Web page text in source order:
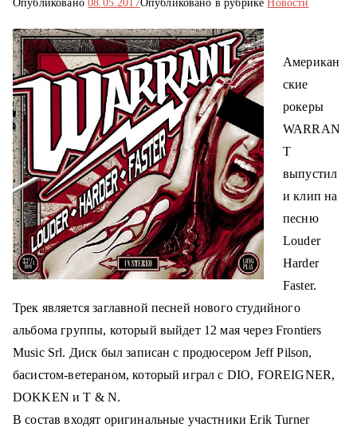
Опубликовано08.05.2017Опубликовано в рубрикеНовости
Американ
ские
рокеры
WARRAN
T
выпустил
и клип на
песню
Louder
Harder
Faster.
Трек является заглавной песней нового студийного
альбома группы, который выйдет 12 мая через Frontiers
Music Srl. Диск был записан с продюсером Jeff Pilson,
басистом-ветераном, который играл с DIO, FOREIGNER,
DOKKEN и T & N.
В состав входят оригинальные участники Erik Turner